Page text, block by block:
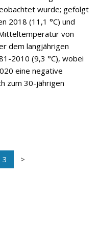
wurde; gefolgt
2018 (11,1 °C) und
von
dem langjährigen
2010 (9,3 °C), wobei
eine negative
zum 30-jährigen
3